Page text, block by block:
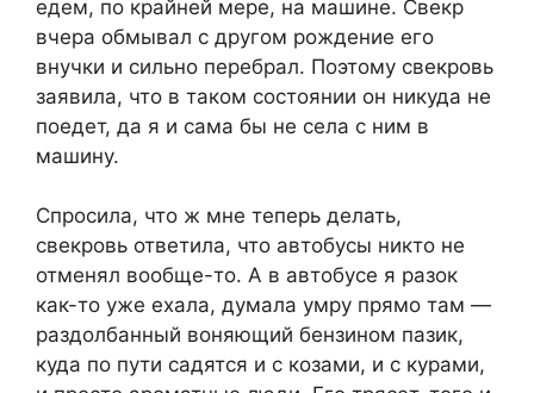
едем, по крайней мере, на машине. Свекр
вчера обмывал с другом рождение его
внучки и сильно перебрал. Поэтому свекровь
заявила, что в таком состоянии он никуда не
поедет, да я и сама бы не села с ним в
машину.
Спросила, что ж мне теперь делать,
свекровь ответила, что автобусы никто не
отменял вообще-то. А в автобусе я разок
как-то уже ехала, думала умру прямо там —
раздолбанный воняющий бензином пазик,
куда по пути садятся и с козами, и с курами,